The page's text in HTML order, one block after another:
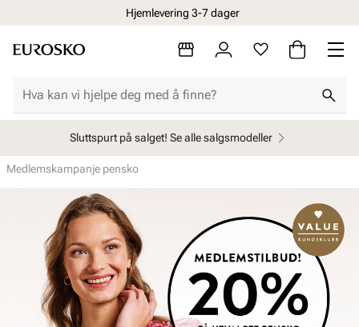
Hjemlevering 3-7 dager
Sluttspurt på salget! Se alle salgsmodeller
Medlemskampanje pensko